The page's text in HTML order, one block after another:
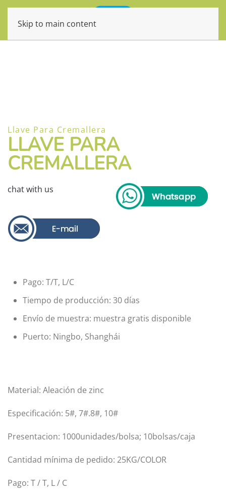
Skip to main content
Llave Para Cremallera
LLAVE PARA
CREMALLERA
chat with us
Pago: T/T, L/C
Tiempo de producción: 30 días
Envío de muestra: muestra gratis disponible
Puerto: Ningbo, Shanghái
Material: Aleación de zinc
Especificación: 5#, 7#.8#, 10#
Presentacion: 1000unidades/bolsa; 10bolsas/caja
Cantidad mínima de pedido: 25KG/COLOR
Pago: T / T, L / C